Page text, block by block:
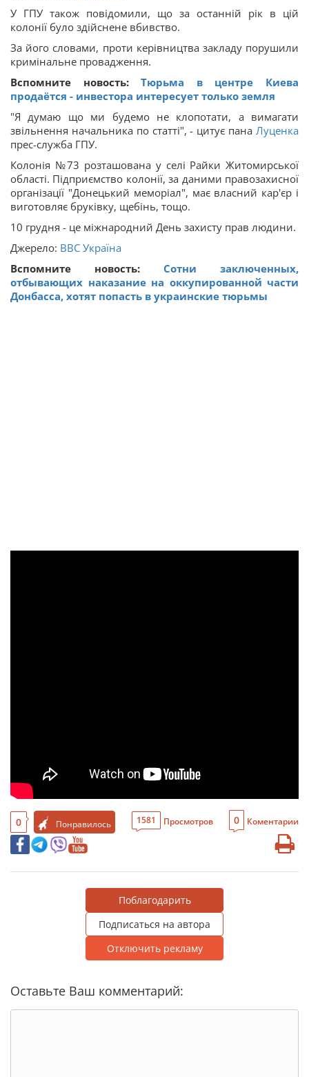
У ГПУ також повідомили, що за останній рік в цій
колонії було здійснене вбивство.
За його словами, проти керівництва закладу порушили
кримінальне провадження.
Вспомните новость:Тюрьма в центре Киева
продаётся - инвестора интересует только земля
"Я думаю що ми будемо не клопотати, а вимагати
звільнення начальника по статті", - цитує пана Луценка
прес-служба ГПУ.
Колонія №73 розташована у селі Райки Житомирської
області. Підприємство колонії, за даними правозахисної
організації "Донецький меморіал", має власний кар'єр і
виготовляє бруківку, щебінь, тощо.
10 грудня - це міжнародний День захисту прав людини.
Джерело: BBC Україна
Вспомните новость: Сотни заключенных,
отбывающих наказание на оккупированной части
Донбасса, хотят попасть в украинские тюрьмы
0 Понравилось 1581 Просмотров 0 Коментарии
Поблагодарить
Подписаться на автора
Отключить рекламу
Оставьте Ваш комментарий: